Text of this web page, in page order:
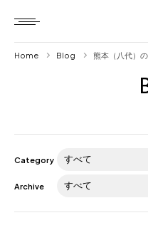
Home Blog 熊本（八代）
Category
Archive